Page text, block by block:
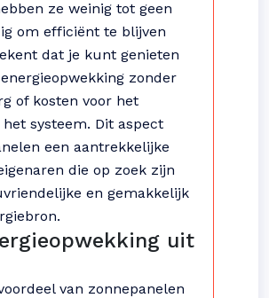
ze weinig tot geen
om efficiënt te blijven
dat je kunt genieten
zonder
of kosten voor het
systeem. Dit aspect
een aantrekkelijke
die op zoek zijn
en gemakkelijk
uit
van zonnepanelen